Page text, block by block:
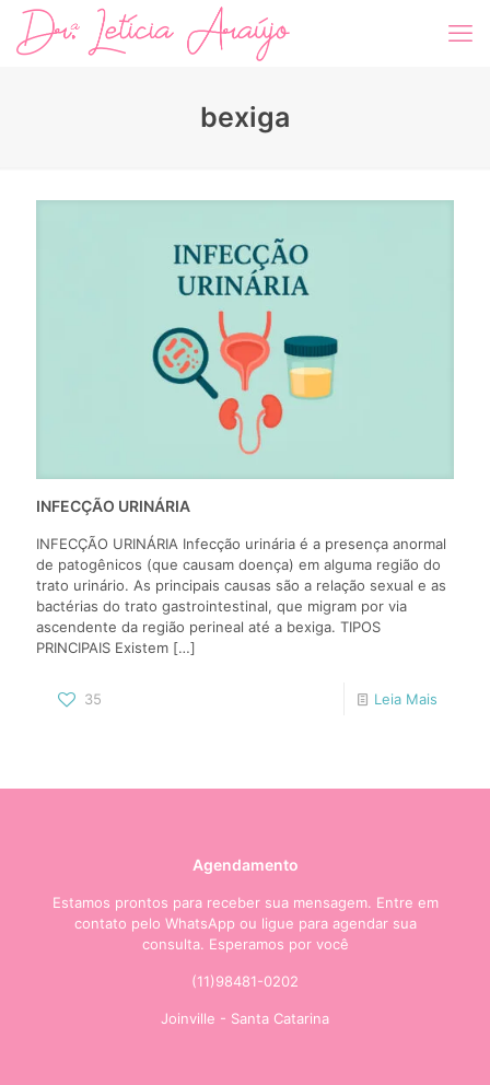
bexiga
INFECÇÃO URINÁRIA
INFECÇÃO URINÁRIA Infecção urinária é a presença anormal
de patogênicos (que causam doença) em alguma região do
trato urinário. As principais causas são a relação sexual e as
bactérias do trato gastrointestinal, que migram por via
ascendente da região perineal até a bexiga. TIPOS
PRINCIPAIS Existem […]
35 Leia Mais
Agendamento
Estamos prontos para receber sua mensagem. Entre em
contato pelo WhatsApp ou ligue para agendar sua
consulta. Esperamos por você
(11)98481-0202
Joinville - Santa Catarina